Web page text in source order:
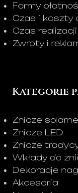
Formy
Czas i koszty
Czas
Zwroty i
Kategorie
Znicze
Znicze LED
Znicze
Wkłady do
Dekoracje
Akcesoria